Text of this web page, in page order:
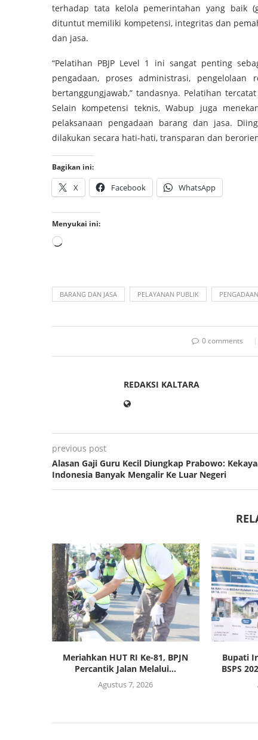
terhadap tata kelola pemerintahan yang baik
dituntut memiliki kompetensi, integritas dan
dan jasa.
“Pelatihan PBJP Level 1 ini sangat penting
pengadaan, proses administrasi,
bertanggungjawab,” tandasnya. Pelatihan
Selain kompetensi teknis, Wabup juga
pelaksanaan pengadaan barang dan jasa.
dilakukan secara hati-hati, transparan dan
Bagikan ini:
X Facebook WhatsApp
Menyukai ini:
BARANG DAN JASA PELAYANAN PUBLIK PENGADAAN
0 comments
REDAKSI KALTARA
previous post
Alasan Gaji Guru Kecil Diungkap Prabowo:
Indonesia Banyak Mengalir Ke Luar Negeri
Meriahkan HUT RI Ke-81, BPJN
Percantik Jalan Melalui...
Agustus 7, 2026
Bupati
BSPS